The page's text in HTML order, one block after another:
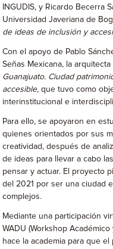
INGUDIS, y Ricardo Becerra
Universidad Javeriana de
de ideas de inclusión y
Con el apoyo de Pablo
Señas Mexicana, la
Guanajuato. Ciudad
accesible, que tuvo como
interinstitucional e
Para ello, se apoyaron en
quienes orientados por sus
creatividad, después de
de ideas para llevar a cabo
pensar y actuar. El proyecto
del 2021 por ser una ciudad
complejos.
Mediante una participación
WADU (Workshop
hace la academia para que